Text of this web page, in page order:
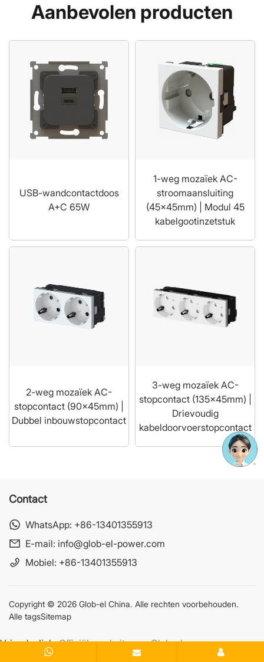
Aanbevolen producten
USB-wandcontactdoos
A+C 65W
1-weg mozaïek AC-
stroomaansluiting
(45x45mm) | Modul 45
kabelgootinzetstuk
2-weg mozaïek AC-
stopcontact (90x45mm) |
Dubbel inbouwstopcontact
3-weg mozaïek AC-
stopcontact (135x45mm) |
Drievoudig
kabeldoorvoerstopcontact
Contact
WhatsApp: +86-13401355913
E-mail: info@glob-el-power.com
Mobiel: +86-13401355913
Copyright © 2026 Glob-el China. Alle rechten voorbehouden.
Alle tagsSitemap
Vriendenlink: Officiële website van Glob-el